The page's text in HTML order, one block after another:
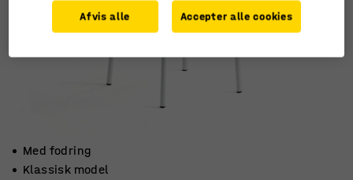
Med fodring
Klassisk model
Afvis alle Accepter alle cookies